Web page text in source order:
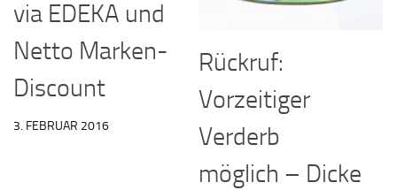
via EDEKA und
Netto Marken-
Discount
3. FEBRUAR 2016
Rückruf:
Vorzeitiger
Verderb
möglich – Dicke